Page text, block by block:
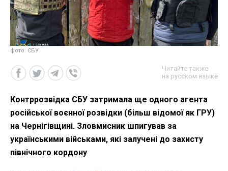
фото: СБУ
Читайте также
на русском языке
Контррозвідка СБУ затримала ще одного агента
російської воєнної розвідки (більш відомої як ГРУ)
на Чернігівщині. Зловмисник шпигував за
українськими військами, які залучені до захисту
північного кордону